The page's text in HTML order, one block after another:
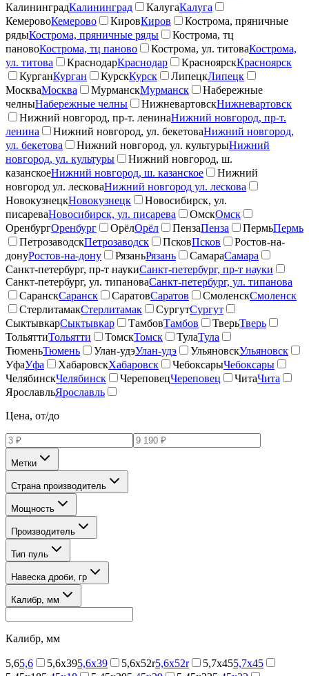
КалининградКалининград КалугаКалуга
КемеровоКемерово КировКиров
Кострома, пряничные
рядыКострома, пряничные ряды
Кострома, тц
пановоКострома, тц паново Кострома, ул. титоваКострома,
ул. титова
КраснодарКраснодар КрасноярскКрасноярск
КурганКурган КурскКурск ЛипецкЛипецк
МоскваМосква МурманскМурманск
Набережные
челныНабережные челны НижневартовскНижневартовск
Нижний новгород, пр-т. ленинаНижний новгород, пр-т.
ленина
Нижний новгород, ул. бекетоваНижний новгород,
ул. бекетова
Нижний новгород, ул. культурыНижний
новгород, ул. культуры
Нижний новгород, ш.
казанскоеНижний новгород, ш. казанское
Нижний
новгород ул. лесковаНижний новгород ул. лескова
НовокузнецкНовокузнецк
Новосибирск, ул.
писареваНовосибирск, ул. писарева ОмскОмск
ОренбургОренбург ОрёлОрёл ПензаПенза ПермьПермь
ПетрозаводскПетрозаводск ПсковПсков
Ростов-на-
донуРостов-на-дону РязаньРязань СамараСамара
Санкт-петербург, пр-т наукиСанкт-петербург, пр-т науки
Санкт-петербург, ул. типановаСанкт-петербург, ул. типанова
СаранскСаранск СаратовСаратов СмоленскСмоленск
СтерлитамакСтерлитамак СургутСургут
СыктывкарСыктывкар ТамбовТамбов ТверьТверь
ТольяттиТольятти ТомскТомск ТулаТула
ТюменьТюмень Улан-удэУлан-удэ УльяновскУльяновск
УфаУфа ХабаровскХабаровск ЧебоксарыЧебоксары
ЧелябинскЧелябинск ЧереповецЧереповец ЧитаЧита
ЯрославльЯрославль
Цена, от/до
Метки
Страна производитель
Мощность
Производитель
Тип пуль
Навеска дроби, гр
Калибр, мм
Калибр, мм
5,65,6 5,6x395,6x39 5,6x52r5,6x52r 5,7x455,7x45